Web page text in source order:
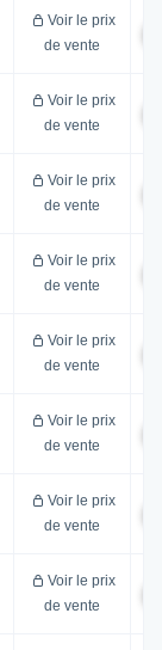
Voir le prix
de vente
Voir le prix
de vente
Voir le prix
de vente
Voir le prix
de vente
Voir le prix
de vente
Voir le prix
de vente
Voir le prix
de vente
Voir le prix
de vente